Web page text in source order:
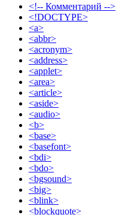
<!-- Комментарий -->
<!DOCTYPE>
<a>
<abbr>
<acronym>
<address>
<applet>
<area>
<article>
<aside>
<audio>
<b>
<base>
<basefont>
<bdi>
<bdo>
<bgsound>
<big>
<blink>
<blockquote>